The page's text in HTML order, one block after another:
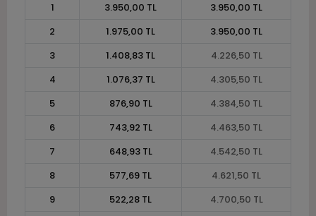
1
3.950,00 TL
3.950,00 TL
2
1.975,00 TL
3.950,00 TL
3
1.408,83 TL
4.226,50 TL
4
1.076,37 TL
4.305,50 TL
5
876,90 TL
4.384,50 TL
6
743,92 TL
4.463,50 TL
7
648,93 TL
4.542,50 TL
8
577,69 TL
4.621,50 TL
9
522,28 TL
4.700,50 TL